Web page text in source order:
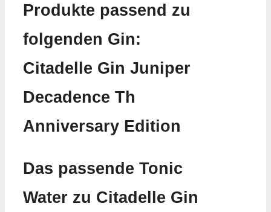
Produkte passend zu
folgenden Gin:
Citadelle Gin Juniper
Decadence Th
Anniversary Edition
Das passende Tonic
Water zu Citadelle Gin